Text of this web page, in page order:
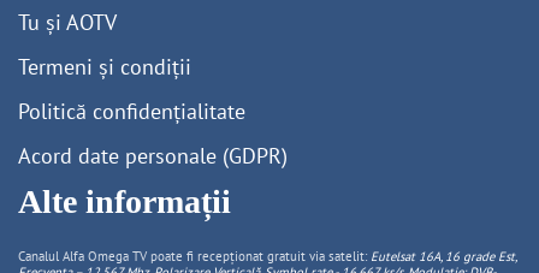
Tu și AOTV
Termeni și condiții
Politică confidențialitate
Acord date personale (GDPR)
Alte informații
Canalul Alfa Omega TV poate fi recepționat gratuit via satelit: Eutelsat 16A, 16 grade Est,